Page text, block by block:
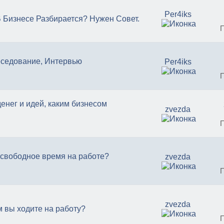
Бизнесе Разбирается? Нужен Совет.
Per4iks
Интервью Per4iks
и идей, каким бизнесом
zvezda
время на работе?
zvezda
вы ходите на работу?
zvezda